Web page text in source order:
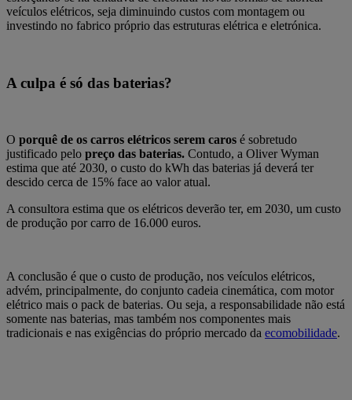
veículos elétricos, seja diminuindo custos com montagem ou
investindo no fabrico próprio das estruturas elétrica e eletrónica.
A culpa é só das baterias?
O porquê de os carros elétricos serem caros é sobretudo
justificado pelo preço das baterias. Contudo, a Oliver Wyman
estima que até 2030, o custo do kWh das baterias já deverá ter
descido cerca de 15% face ao valor atual.
A consultora estima que os elétricos deverão ter, em 2030, um custo
de produção por carro de 16.000 euros.
A conclusão é que o custo de produção, nos veículos elétricos,
advém, principalmente, do conjunto cadeia cinemática, com motor
elétrico mais o pack de baterias. Ou seja, a responsabilidade não está
somente nas baterias, mas também nos componentes mais
tradicionais e nas exigências do próprio mercado da ecomobilidade.